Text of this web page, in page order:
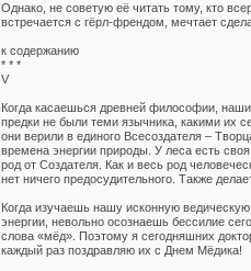
Однако, не советую её читать тому, кто
встречается с гёрл-френдом, мечтает
к содержанию
* * *
V
Когда касаешься древней философии,
предки не были теми язычника, какими их
они верили в единого Всесоздателя –
времена энергии природы. У леса есть
род от Создателя. Как и весь род
нет ничего предосудительного. Также
Когда изучаешь нашу исконную
энергии, невольно осознаешь бессилие
слова «мёд». Поэтому я сегодняшних
каждый раз поздравляю их с Днем Мёдика!